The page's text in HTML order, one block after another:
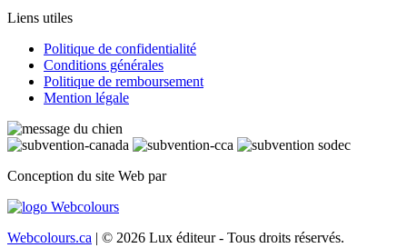
Liens utiles
Politique de confidentialité
Conditions générales
Politique de remboursement
Mention légale
Conception du site Web par
Webcolours.ca | © 2026 Lux éditeur - Tous droits réservés.